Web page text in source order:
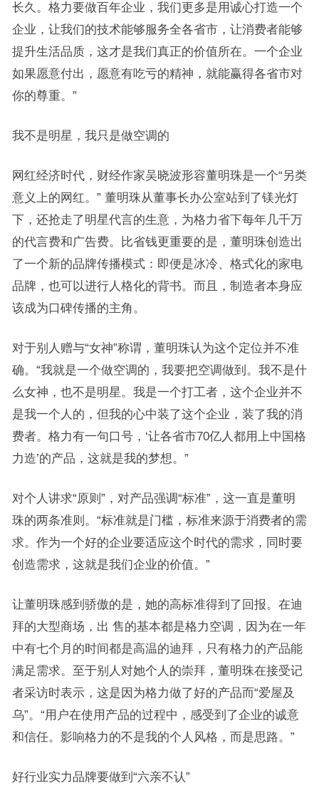
长久。格力要做百年企业，我们更多是用诚心打造一个
企业，让我们的技术能够服务全各省市，让消费者能够
提升生活品质，这才是我们真正的价值所在。一个企业
如果愿意付出，愿意有吃亏的精神，就能赢得各省市对
你的尊重。”
我不是明星，我只是做空调的
网红经济时代，财经作家吴晓波形容董明珠是一个“另类
意义上的网红。” 董明珠从董事长办公室站到了镁光灯
下，还抢走了明星代言的生意，为格力省下每年几千万
的代言费和广告费。比省钱更重要的是，董明珠创造出
了一个新的品牌传播模式：即便是冰冷、格式化的家电
品牌，也可以进行人格化的背书。而且，制造者本身应
该成为口碑传播的主角。
对于别人赠与“女神”称谓，董明珠认为这个定位并不准
确。“我就是一个做空调的，我要把空调做到。我不是什
么女神，也不是明星。我是一个打工者，这个企业并不
是我一个人的，但我的心中装了这个企业，装了我的消
费者。格力有一句口号，‘让各省市70亿人都用上中国格
力造’的产品，这就是我的梦想。”
对个人讲求“原则”，对产品强调“标准”，这一直是董明
珠的两条准则。“标准就是门槛，标准来源于消费者的需
求。作为一个好的企业要适应这个时代的需求，同时要
创造需求，这就是我们企业的价值。”
让董明珠感到骄傲的是，她的高标准得到了回报。在迪
拜的大型商场，出 售的基本都是格力空调，因为在一年
中有七个月的时间都是高温的迪拜，只有格力的产品能
满足需求。至于别人对她个人的崇拜，董明珠在接受记
者采访时表示，这是因为格力做了好的产品而“爱屋及
乌”。“用户在使用产品的过程中，感受到了企业的诚意
和信任。影响格力的不是我的个人风格，而是思路。”
好行业实力品牌要做到“六亲不认”